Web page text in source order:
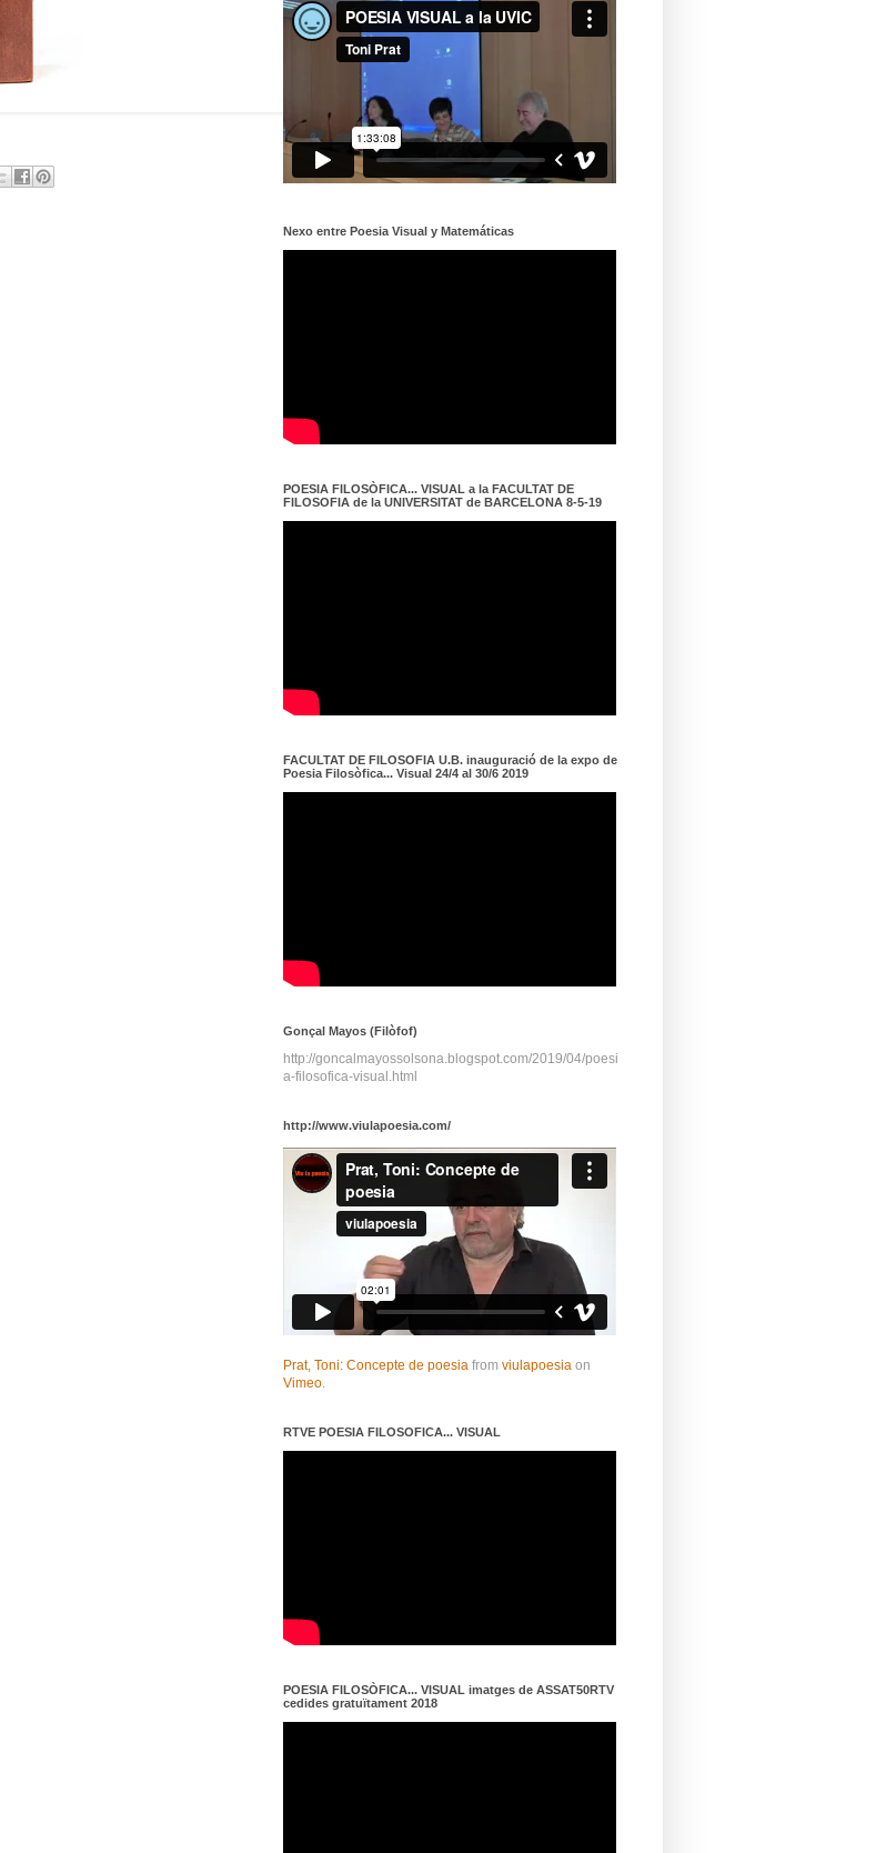
Nexo entre Poesia Visual y Matemáticas
POESIA FILOSÒFICA... VISUAL a la FACULTAT DE
FILOSOFIA de la UNIVERSITAT de BARCELONA 8-5-19
FACULTAT DE FILOSOFIA U.B. inauguració de la expo de
Poesia Filosòfica... Visual 24/4 al 30/6 2019
Gonçal Mayos (Filòfof)
http://goncalmayossolsona.blogspot.com/2019/04/poesi
a-filosofica-visual.html
http://www.viulapoesia.com/
Prat, Toni: Concepte de poesia from viulapoesia on
Vimeo.
RTVE POESIA FILOSOFICA... VISUAL
POESIA FILOSÒFICA... VISUAL imatges de ASSAT50RTV
cedides gratuïtament 2018